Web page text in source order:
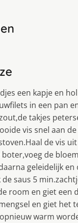
een kapje en
in een pan
takjes
vis snel aan
de vis
de
geleidelijk
saus 5
room en giet een
en giet het
warm